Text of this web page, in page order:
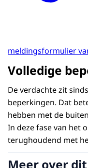
meldingsformulier
Volledige
De verdachte zit
beperkingen. Dat
hebben met de
In deze fase van het
terughoudend met
Meer over